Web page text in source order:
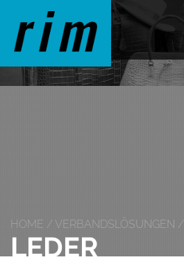
HOME / VERBANDSLÖSUNGEN /
LEDER